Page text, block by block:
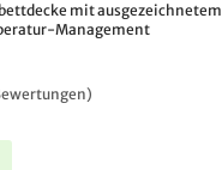
mit ausgezeichnetem
Management
)